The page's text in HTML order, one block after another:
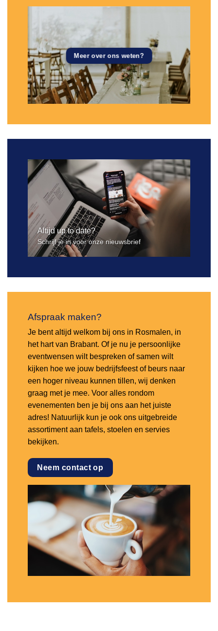
Meer over ons weten?
Altijd up to date?
Schrijf je in voor onze nieuwsbrief
Afspraak maken?
Je bent altijd welkom bij ons in Rosmalen, in
het hart van Brabant. Of je nu je persoonlijke
eventwensen wilt bespreken of samen wilt
kijken hoe we jouw bedrijfsfeest of beurs naar
een hoger niveau kunnen tillen, wij denken
graag met je mee. Voor alles rondom
evenementen ben je bij ons aan het juiste
adres! Natuurlijk kun je ook ons uitgebreide
assortiment aan tafels, stoelen en servies
bekijken.
Neem contact op